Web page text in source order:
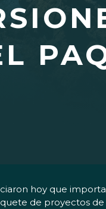
hoy que
de proyectos